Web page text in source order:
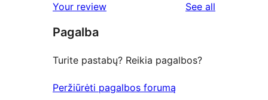
reviews
star
reviews
Your review See all
Pagalba
Turite pastabų? Reikia pagalbos?
Peržiūrėti pagalbos forumą